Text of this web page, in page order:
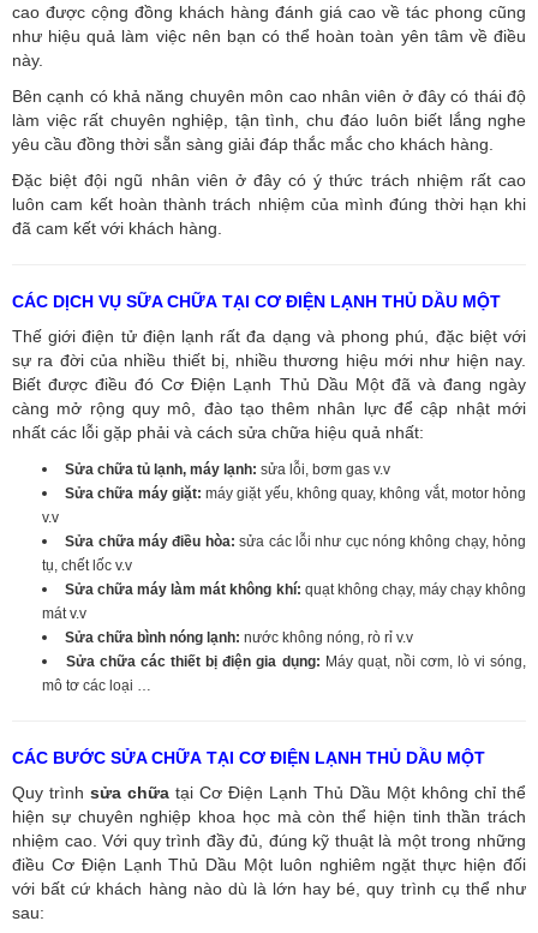
cao được cộng đồng khách hàng đánh giá cao về tác phong cũng
như hiệu quả làm việc nên bạn có thể hoàn toàn yên tâm về điều
này.
Bên cạnh có khả năng chuyên môn cao nhân viên ở đây có thái độ
làm việc rất chuyên nghiệp, tận tình, chu đáo luôn biết lắng nghe
yêu cầu đồng thời sẵn sàng giải đáp thắc mắc cho khách hàng.
Đặc biệt đội ngũ nhân viên ở đây có ý thức trách nhiệm rất cao
luôn cam kết hoàn thành trách nhiệm của mình đúng thời hạn khi
đã cam kết với khách hàng.
CÁC DỊCH VỤ SỮA CHỮA TẠI CƠ ĐIỆN LẠNH THỦ DẦU MỘT
Thế giới điện tử điện lạnh rất đa dạng và phong phú, đặc biệt với
sự ra đời của nhiều thiết bị, nhiều thương hiệu mới như hiện nay.
Biết được điều đó Cơ Điện Lạnh Thủ Dầu Một đã và đang ngày
càng mở rộng quy mô, đào tạo thêm nhân lực để cập nhật mới
nhất các lỗi gặp phải và cách sửa chữa hiệu quả nhất:
Sửa chữa tủ lạnh, máy lạnh: sửa lỗi, bơm gas v.v
Sửa chữa máy giặt:máy giặt yếu, không quay, không vắt, motor hỏng
v.v
Sửa chữa máy điều hòa: sửa các lỗi như cục nóng không chạy, hỏng
tụ, chết lốc v.v
Sửa chữa máy làm mát không khí: quạt không chạy, máy chạy không
mát v.v
Sửa chữa bình nóng lạnh: nước không nóng, rò rỉ v.v
Sửa chữa các thiết bị điện gia dụng: Máy quạt, nồi cơm, lò vi sóng,
mô tơ các loại …
CÁC BƯỚC SỬA CHỮA TẠI CƠ ĐIỆN LẠNH THỦ DẦU MỘT
Quy trình sửa chữa tại Cơ Điện Lạnh Thủ Dầu Một không chỉ thể
hiện sự chuyên nghiệp khoa học mà còn thể hiện tinh thần trách
nhiệm cao. Với quy trình đầy đủ, đúng kỹ thuật là một trong những
điều Cơ Điện Lạnh Thủ Dầu Một luôn nghiêm ngặt thực hiện đối
với bất cứ khách hàng nào dù là lớn hay bé, quy trình cụ thể như
sau: